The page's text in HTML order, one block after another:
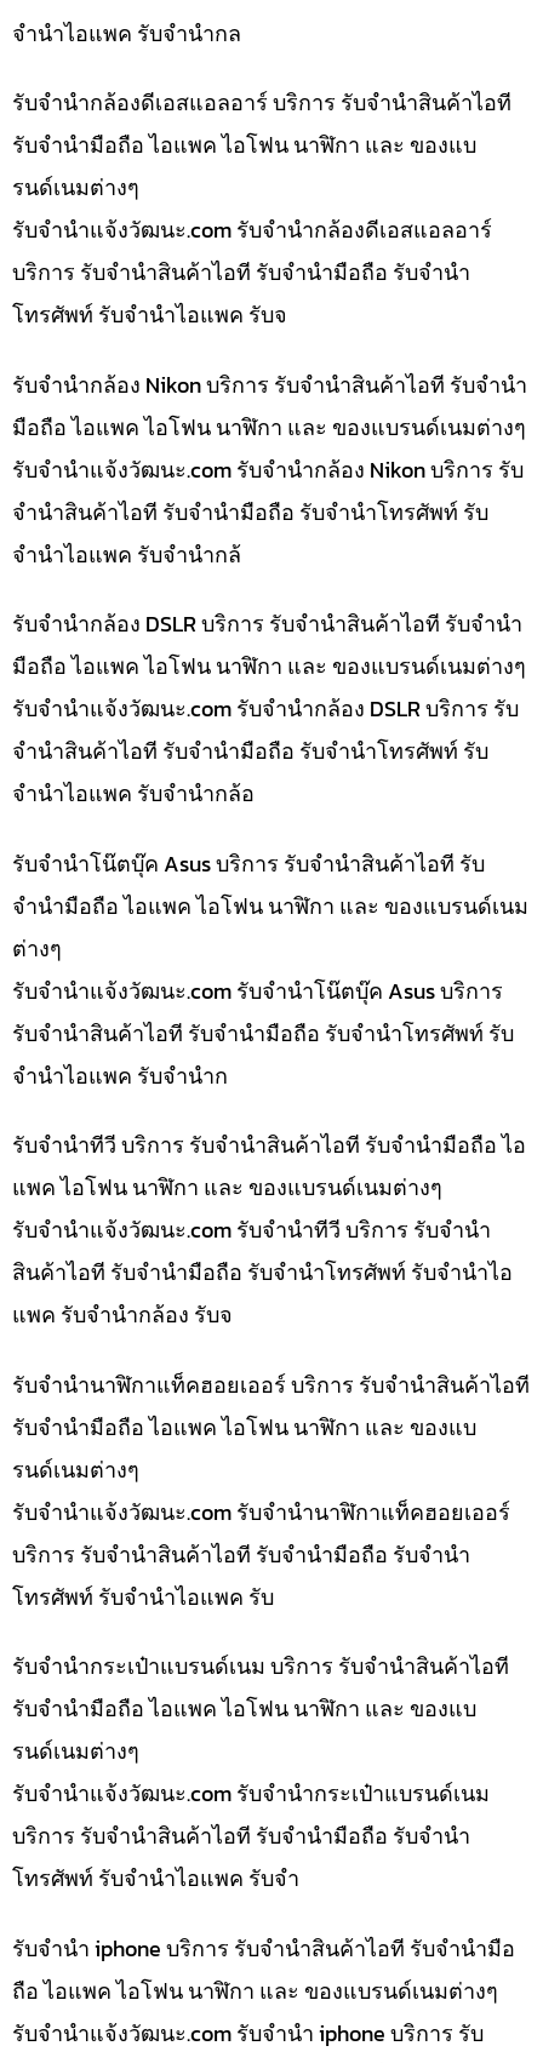
จำนำไอแพค รับจำนำกล
รับจำนำกล้องดีเอสแอลอาร์ บริการ รับจำนำสินค้าไอที
รับจำนำมือถือ ไอแพค ไอโฟน นาฬิกา และ ของแบ
รนด์เนมต่างๆ
รับจํานําแจ้งวัฒนะ.com รับจำนำกล้องดีเอสแอลอาร์
บริการ รับจำนำสินค้าไอที รับจำนำมือถือ รับจำนำ
โทรศัพท์ รับจำนำไอแพค รับจ
รับจำนำกล้อง Nikon บริการ รับจำนำสินค้าไอที รับจำนำ
มือถือ ไอแพค ไอโฟน นาฬิกา และ ของแบรนด์เนมต่างๆ
รับจํานําแจ้งวัฒนะ.com รับจำนำกล้อง Nikon บริการ รับ
จำนำสินค้าไอที รับจำนำมือถือ รับจำนำโทรศัพท์ รับ
จำนำไอแพค รับจำนำกล้
รับจำนำกล้อง DSLR บริการ รับจำนำสินค้าไอที รับจำนำ
มือถือ ไอแพค ไอโฟน นาฬิกา และ ของแบรนด์เนมต่างๆ
รับจํานําแจ้งวัฒนะ.com รับจำนำกล้อง DSLR บริการ รับ
จำนำสินค้าไอที รับจำนำมือถือ รับจำนำโทรศัพท์ รับ
จำนำไอแพค รับจำนำกล้อ
รับจำนำโน๊ตบุ๊ค Asus บริการ รับจำนำสินค้าไอที รับ
จำนำมือถือ ไอแพค ไอโฟน นาฬิกา และ ของแบรนด์เนม
ต่างๆ
รับจํานําแจ้งวัฒนะ.com รับจำนำโน๊ตบุ๊ค Asus บริการ
รับจำนำสินค้าไอที รับจำนำมือถือ รับจำนำโทรศัพท์ รับ
จำนำไอแพค รับจำนำก
รับจำนำทีวี บริการ รับจำนำสินค้าไอที รับจำนำมือถือ ไอ
แพค ไอโฟน นาฬิกา และ ของแบรนด์เนมต่างๆ
รับจํานําแจ้งวัฒนะ.com รับจำนำทีวี บริการ รับจำนำ
สินค้าไอที รับจำนำมือถือ รับจำนำโทรศัพท์ รับจำนำไอ
แพค รับจำนำกล้อง รับจ
รับจำนำนาฬิกาแท็คฮอยเออร์ บริการ รับจำนำสินค้าไอที
รับจำนำมือถือ ไอแพค ไอโฟน นาฬิกา และ ของแบ
รนด์เนมต่างๆ
รับจํานําแจ้งวัฒนะ.com รับจำนำนาฬิกาแท็คฮอยเออร์
บริการ รับจำนำสินค้าไอที รับจำนำมือถือ รับจำนำ
โทรศัพท์ รับจำนำไอแพค รับ
รับจำนำกระเป๋าแบรนด์เนม บริการ รับจำนำสินค้าไอที
รับจำนำมือถือ ไอแพค ไอโฟน นาฬิกา และ ของแบ
รนด์เนมต่างๆ
รับจํานําแจ้งวัฒนะ.com รับจำนำกระเป๋าแบรนด์เนม
บริการ รับจำนำสินค้าไอที รับจำนำมือถือ รับจำนำ
โทรศัพท์ รับจำนำไอแพค รับจำ
รับจำนำ iphone บริการ รับจำนำสินค้าไอที รับจำนำมือ
ถือ ไอแพค ไอโฟน นาฬิกา และ ของแบรนด์เนมต่างๆ
รับจํานําแจ้งวัฒนะ.com รับจำนำ iphone บริการ รับ